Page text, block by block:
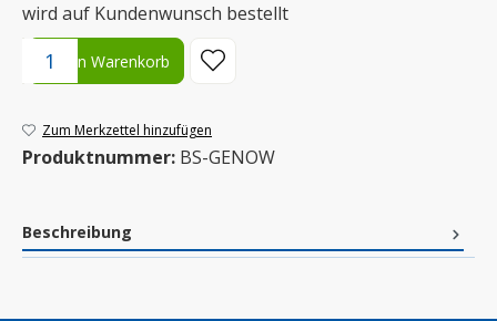
wird auf Kundenwunsch bestellt
Produkt Anzahl: Gib den gewünschten Wert ein oder benutze
In den Warenkorb
Zum Merkzettel hinzufügen
Produktnummer: BS-GENOW
Beschreibung